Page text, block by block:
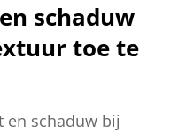
schaduw
toe te
en schaduw bij